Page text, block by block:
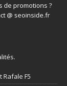
de promotions ?
@ seoinside.fr
.
Rafale F5